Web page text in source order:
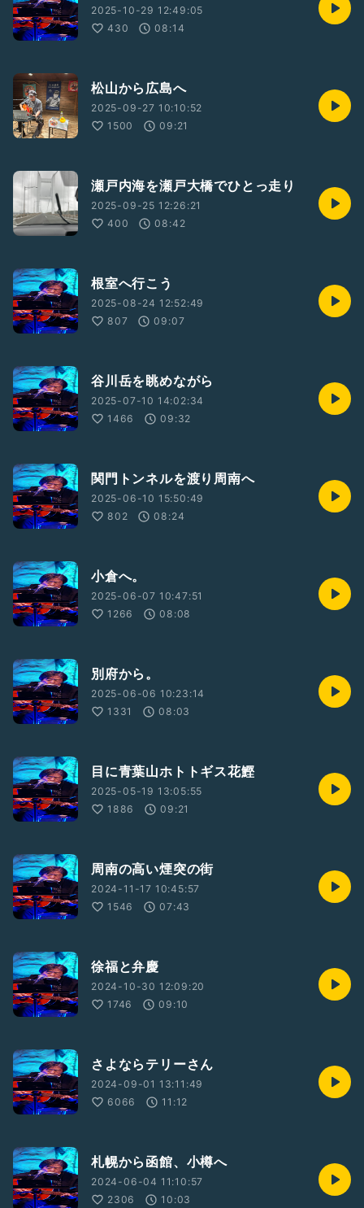
2025-10-29 12:49:05
430
08:14
松山から広島へ
2025-09-27 10:10:52
1500
09:21
瀬戸内海を瀬戸大橋でひとっ走り
2025-09-25 12:26:21
400
08:42
根室へ行こう
2025-08-24 12:52:49
807
09:07
谷川岳を眺めながら
2025-07-10 14:02:34
1466
09:32
関門トンネルを渡り周南へ
2025-06-10 15:50:49
802
08:24
小倉へ。
2025-06-07 10:47:51
1266
08:08
別府から。
2025-06-06 10:23:14
1331
08:03
目に青葉山ホトトギス花鰹
2025-05-19 13:05:55
1886
09:21
周南の高い煙突の街
2024-11-17 10:45:57
1546
07:43
徐福と弁慶
2024-10-30 12:09:20
1746
09:10
さよならテリーさん
2024-09-01 13:11:49
6066
11:12
札幌から函館、小樽へ
2024-06-04 11:10:57
2306
10:03